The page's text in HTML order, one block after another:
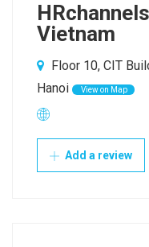
Vietnam
Floor 10, CIT
Hanoi
View on Map
Add a review